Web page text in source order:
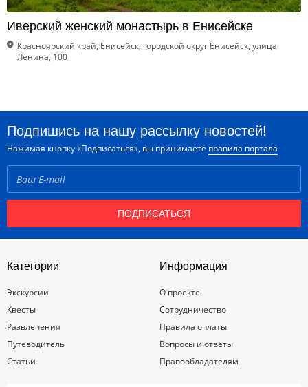
Иверский женский монастырь в Енисейске
Красноярский край, Енисейск, городской округ Енисейск, улица
Ленина, 100
Подпишись на нашу рассылку новостей!
Нажимая кнопку «Подписаться», вы принимаете правила портала
ПОДПИСАТЬСЯ
Категории
Экскурсии
Квесты
Развлечения
Путеводитель
Статьи
Информация
О проекте
Сотрудничество
Правила оплаты
Вопросы и ответы
Правообладателям